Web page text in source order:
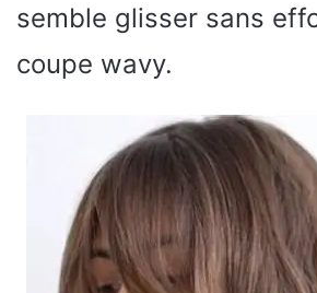
semble glisser sans
coupe wavy.